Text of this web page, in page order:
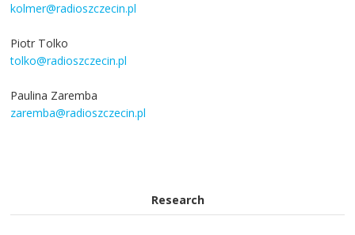
kolmer@radioszczecin.pl
Piotr Tolko
tolko@radioszczecin.pl
Paulina Zaremba
zaremba@radioszczecin.pl
Research